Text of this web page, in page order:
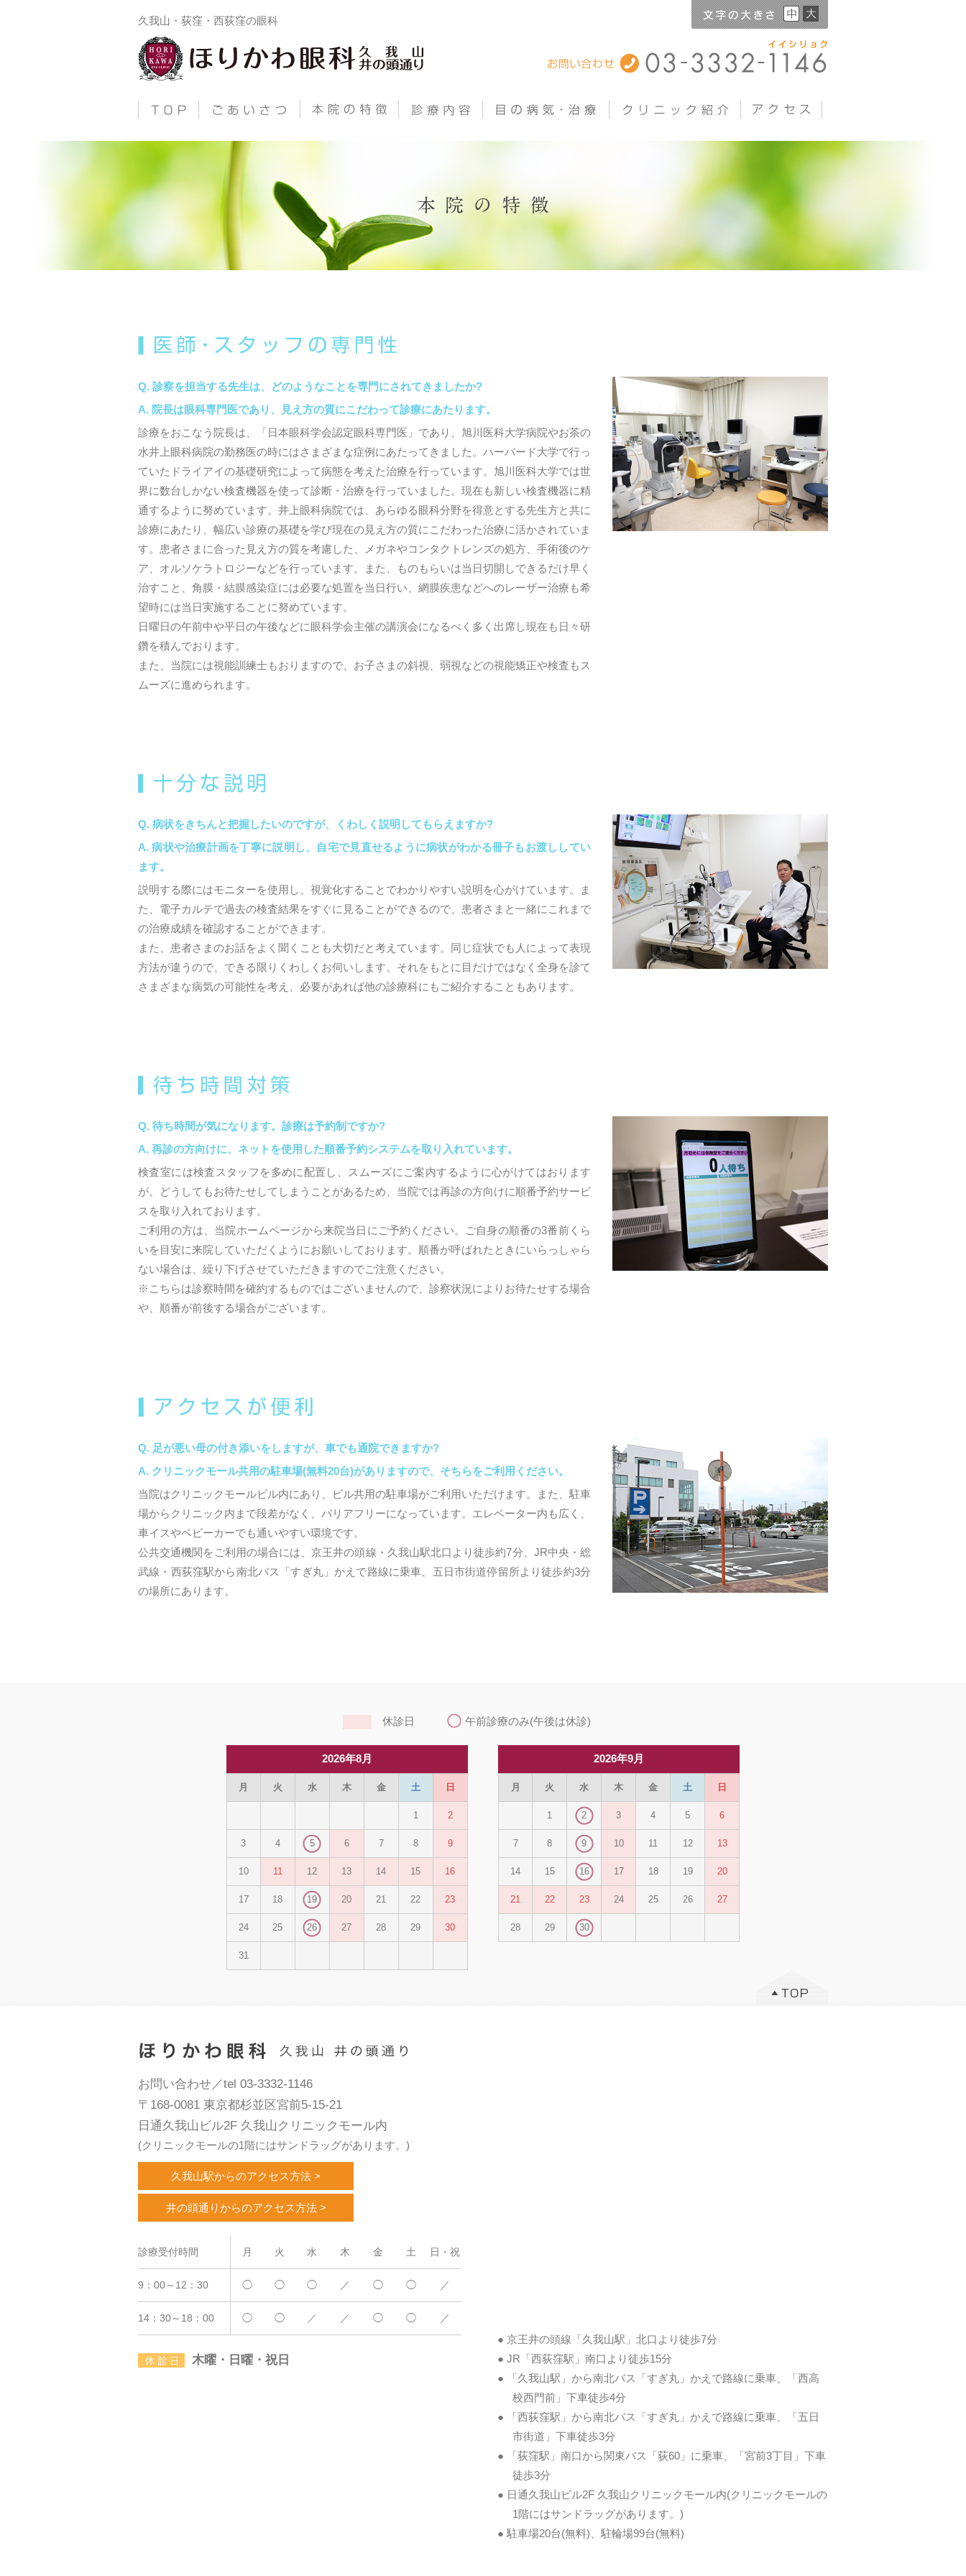
久我山・荻窪・西荻窪の眼科
診察を担当する先生は、どのようなことを専門にされてきましたか?
院長は眼科専門医であり、見え方の質にこだわって診療にあたります。
診療をおこなう院長は、「日本眼科学会認定眼科専門医」であり、旭川医科大学病院やお茶の
水井上眼科病院の勤務医の時にはさまざまな症例にあたってきました。ハーバード大学で行っ
ていたドライアイの基礎研究によって病態を考えた治療を行っています。旭川医科大学では世
界に数台しかない検査機器を使って診断・治療を行っていました。現在も新しい検査機器に精
通するように努めています。井上眼科病院では、あらゆる眼科分野を得意とする先生方と共に
診療にあたり、幅広い診療の基礎を学び現在の見え方の質にこだわった治療に活かされていま
す。患者さまに合った見え方の質を考慮した、メガネやコンタクトレンズの処方、手術後のケ
ア、オルソケラトロジーなどを行っています。また、ものもらいは当日切開しできるだけ早く
治すこと、角膜・結膜感染症には必要な処置を当日行い、網膜疾患などへのレーザー治療も希
望時には当日実施することに努めています。
日曜日の午前中や平日の午後などに眼科学会主催の講演会になるべく多く出席し現在も日々研
鑽を積んでおります。
また、当院には視能訓練士もおりますので、お子さまの斜視、弱視などの視能矯正や検査もス
ムーズに進められます。
病状をきちんと把握したいのですが、くわしく説明してもらえますか?
病状や治療計画を丁寧に説明し、自宅で見直せるように病状がわかる冊子もお渡ししてい
ます。
説明する際にはモニターを使用し、視覚化することでわかりやすい説明を心がけています。ま
た、電子カルテで過去の検査結果をすぐに見ることができるので、患者さまと一緒にこれまで
の治療成績を確認することができます。
また、患者さまのお話をよく聞くことも大切だと考えています。同じ症状でも人によって表現
方法が違うので、できる限りくわしくお伺いします。それをもとに目だけではなく全身を診て
さまざまな病気の可能性を考え、必要があれば他の診療科にもご紹介することもあります。
待ち時間が気になります。診療は予約制ですか?
再診の方向けに、ネットを使用した順番予約システムを取り入れています。
検査室には検査スタッフを多めに配置し、スムーズにご案内するように心がけてはおります
が、どうしてもお待たせしてしまうことがあるため、当院では再診の方向けに順番予約サービ
スを取り入れております。
ご利用の方は、当院ホームページから来院当日にご予約ください。ご自身の順番の3番前くら
いを目安に来院していただくようにお願いしております。順番が呼ばれたときにいらっしゃら
ない場合は、繰り下げさせていただきますのでご注意ください。
※こちらは診察時間を確約するものではございませんので、診察状況によりお待たせする場合
や、順番が前後する場合がございます。
足が悪い母の付き添いをしますが、車でも通院できますか?
クリニックモール共用の駐車場(無料20台)がありますので、そちらをご利用ください。
当院はクリニックモールビル内にあり、ビル共用の駐車場がご利用いただけます。また、駐車
場からクリニック内まで段差がなく、バリアフリーになっています。エレベーター内も広く、
車イスやベビーカーでも通いやすい環境です。
公共交通機関をご利用の場合には、京王井の頭線・久我山駅北口より徒歩約7分、JR中央・総
武線・西荻窪駅から南北バス「すぎ丸」かえで路線に乗車、五日市街道停留所より徒歩約3分
の場所にあります。
休診日 午前診療のみ(午後は休診)
2026年8月
月 火 水 木 金 土 日
1 2
3 4 5 6 7 8 9
10 11 12 13 14 15 16
17 18 19 20 21 22 23
24 25 26 27 28 29 30
31
2026年9月
月 火 水 木 金 土 日
1 2 3 4 5 6
7 8 9 10 11 12 13
14 15 16 17 18 19 20
21 22 23 24 25 26 27
28 29 30
お問い合わせ／tel 03-3332-1146
〒168-0081 東京都杉並区宮前5-15-21
日通久我山ビル2F 久我山クリニックモール内
(クリニックモールの1階にはサンドラッグがあります。)
久我山駅からのアクセス方法 >
井の頭通りからのアクセス方法 >
診療受付時間 月 火 水 木 金 土 日・祝
9：00～12：30 ◯ ◯ ◯ ／ ◯ ◯ ／
14：30～18：00 ◯ ◯ ／ ／ ◯ ◯ ／
木曜・日曜・祝日
● 京王井の頭線「久我山駅」北口より徒歩7分
● JR「西荻窪駅」南口より徒歩15分
● 「久我山駅」から南北バス「すぎ丸」かえで路線に乗車、「西高
校西門前」下車徒歩4分
● 「西荻窪駅」から南北バス「すぎ丸」かえで路線に乗車、「五日
市街道」下車徒歩3分
● 「荻窪駅」南口から関東バス「荻60」に乗車、「宮前3丁目」下車
徒歩3分
● 日通久我山ビル2F 久我山クリニックモール内(クリニックモールの
1階にはサンドラッグがあります。)
● 駐車場20台(無料)、駐輪場99台(無料)